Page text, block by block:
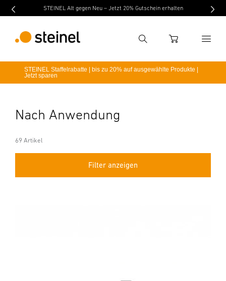
STEINEL Alt gegen Neu – Jetzt 20% Gutschein erhalten
Suche
Suchbegriff eingeben
WARENKORB
STEINEL Staffelrabatte | bis zu 20% auf ausgewählte Produkte |
Jetzt sparen
Nach Anwendung
69 Artikel
Filter anzeigen